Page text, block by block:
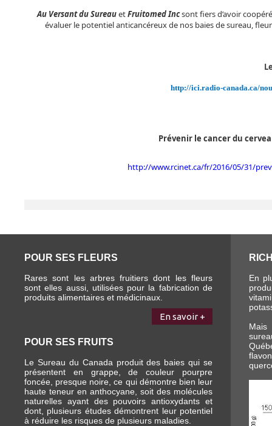
Au Versant du SureauetFruitomed Incsont fiers d’avoir
évaluer le potentiel anticancéreux de nos baies de sureau,
http://ici.radio-canada.ca/
Prévenir le cancer du
http://www.rcinet.ca/fr/2016/05/31/
POUR SES FLEURS
Rares sont les arbres fruitiers dont les fleurs
sont elles aussi, utilisées pour la fabrication de
produits alimentaires et médicinaux.
En savoir +
POUR SES FRUITS
Le Sureau du Canada produit des baies qui se
présentent en grappe, de couleur pourpre
foncée, presque noire, ce qui démontre bien leur
haute teneur en anthocyane, soit des molécules
naturelles ayant des pouvoirs antioxydants et
dont, plusieurs études démontrent leur potentiel
à réduire les risques de plusieurs maladies.
En
Mais